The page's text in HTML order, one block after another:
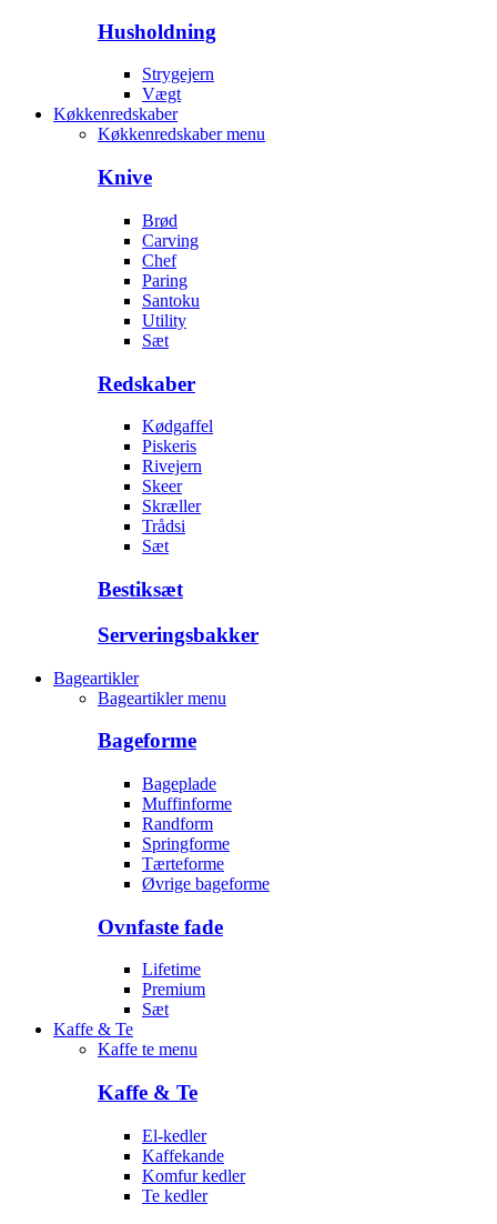
Husholdning
Strygejern
Vægt
Køkkenredskaber
Køkkenredskaber menu
Knive
Brød
Carving
Chef
Paring
Santoku
Utility
Sæt
Redskaber
Kødgaffel
Piskeris
Rivejern
Skeer
Skræller
Trådsi
Sæt
Bestiksæt
Serveringsbakker
Bageartikler
Bageartikler menu
Bageforme
Bageplade
Muffinforme
Randform
Springforme
Tærteforme
Øvrige bageforme
Ovnfaste fade
Lifetime
Premium
Sæt
Kaffe & Te
Kaffe te menu
Kaffe & Te
El-kedler
Kaffekande
Komfur kedler
Te kedler